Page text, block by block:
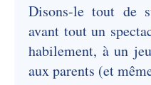
Disons-le tout de
avant tout un
habilement, à un
aux parents (et